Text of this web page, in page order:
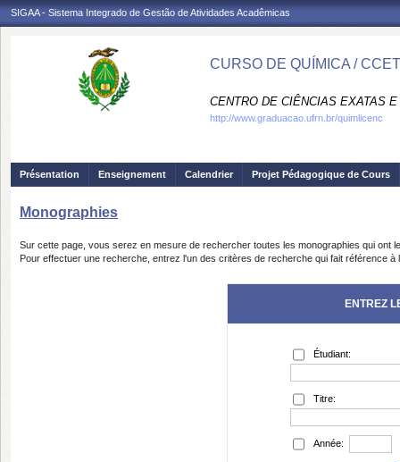
SIGAA - Sistema Integrado de Gestão de Atividades Acadêmicas
CURSO DE QUÍMICA / CCET
CENTRO DE CIÊNCIAS EXATAS
http://www.graduacao.ufrn.br/quimlicenc
Présentation Enseignement Calendrier Projet Pédagogique de Cours
Monographies
Sur cette page, vous serez en mesure de rechercher toutes les monographies qui ont
Pour effectuer une recherche, entrez l'un des critères de recherche qui fait référence
ENTREZ
Étudiant:
Titre:
Année: